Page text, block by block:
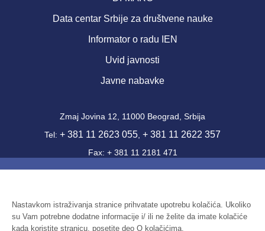
Nastavkom istraživanja stranice prihvatate upotrebu kolačića. Ukoliko
su Vam potrebne dodatne informacije i/ ili ne želite da imate kolačiće
kada koristite stranicu, posetite deo O kolačićima.
Data centar Srbije za društvene nauke
Informator o radu IEN
Uvid javnosti
Javne nabavke
Zmaj Jovina 12, 11000 Beograd, Srbija
Tel: + 381 11 2623 055, + 381 11 2622 357
Fax: + 381 11 2181 471
Email:office@ien.bg.ac.rs
PIB: 100039204
Matični broj: 07041144